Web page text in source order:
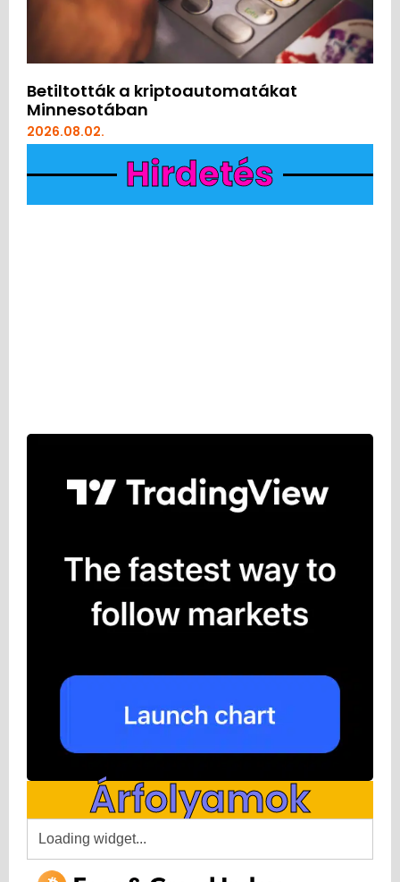
Betiltották a kriptoautomatákat
Minnesotában
2026.08.02.
Hirdetés
Árfolyamok